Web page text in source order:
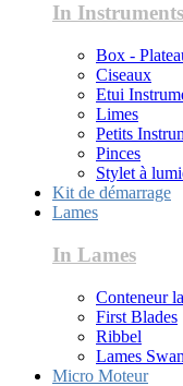
In Instruments
Box -
Ciseaux
Etui
Limes
Petits
Pinces
Stylet à
Kit de démarrage
Lames
In Lames
Conteneur
First Blades
Ribbel
Lames
Micro Moteur